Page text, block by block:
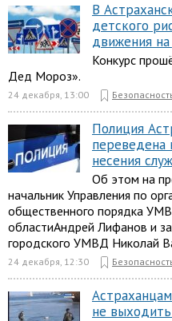
В
детского
движения
Конкурс
Дед Мороз».
24 декабря, 13:00
Полиция
переведена
несения
Об этом на
начальник Управления по
общественного порядка
областиАндрей Лифанов и
городского УМВД Николай
24 декабря, 12:30
не